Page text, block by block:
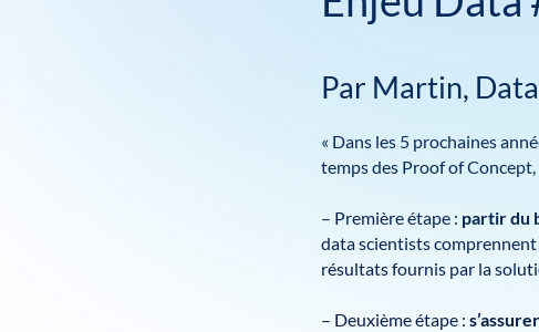
Par Martin,
« Dans les 5 prochaines
temps des Proof of Concept,
– Première étape : partir du
data scientists
résultats fournis par la
– Deuxième étape :